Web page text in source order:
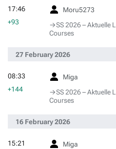
Moru5273
→‎SS 2026 – Aktuelle
Courses
17:46
+93
27 February 2026
Miga
→‎SS 2026 – Aktuelle
Courses
08:33
+144
16 February 2026
Miga
15:21